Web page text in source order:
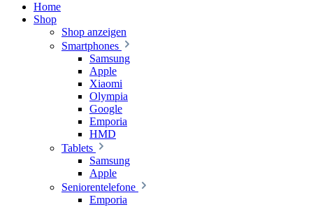
Home
Shop
Shop anzeigen
Smartphones
Samsung
Apple
Xiaomi
Olympia
Google
Emporia
HMD
Tablets
Samsung
Apple
Seniorentelefone
Emporia